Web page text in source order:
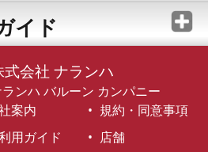
イド
式会社 ナランハ
ンハ バルーン カンパニー
案内
規約・同意事項
用ガイド 店舗